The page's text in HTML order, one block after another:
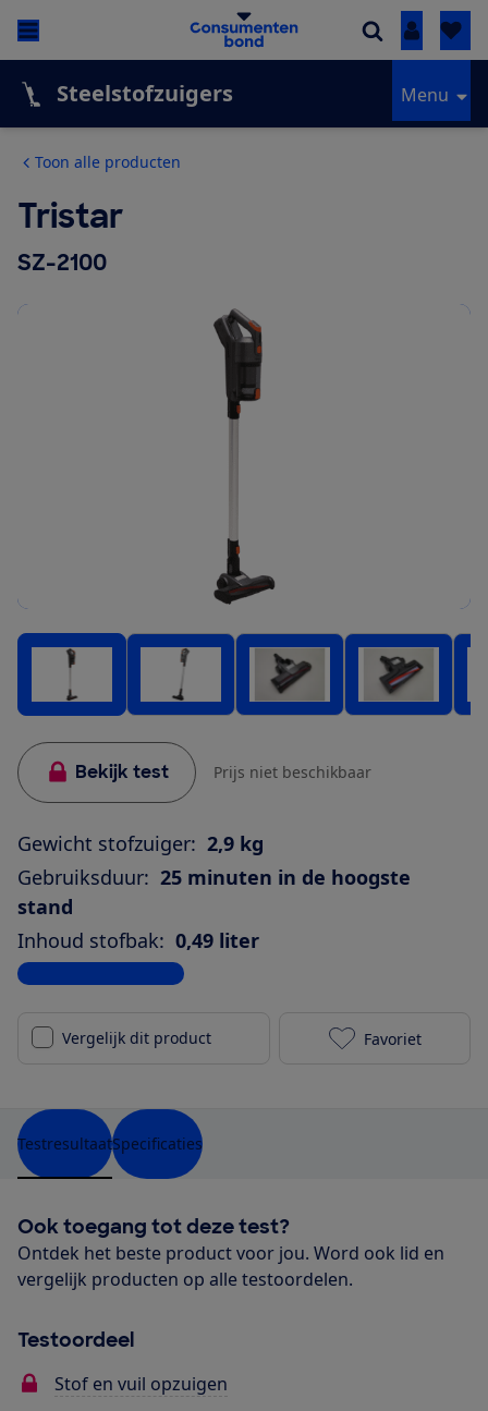
Inloggen
Steelstofzuigers Menu
Toon alle producten
Tristar
SZ-2100
Bekijk test Prijs niet beschikbaar
Gewicht stofzuiger: 2,9 kg
Gebruiksduur: 25 minuten in de hoogste
stand
Inhoud stofbak: 0,49 liter
Bekijk alle specificaties
Vergelijk dit product Tristar SZ-
Favoriet
TestresultaatSpecificaties
Ook toegang tot deze test?
Ontdek het beste product voor jou. Word ook lid en
vergelijk producten op alle testoordelen.
Testoordeel
Stof en vuil opzuigen